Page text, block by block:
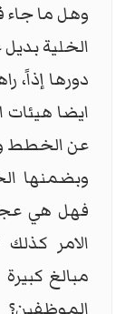
وهل ما جاء
الخلية
دورها إذاً،
ايضا
عن الخطط
فهل هي
الامر كذلك
مبالغ كبيرة